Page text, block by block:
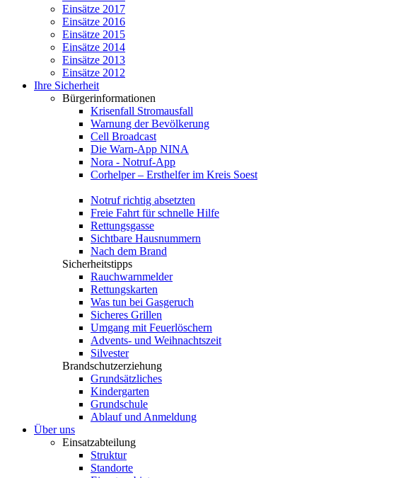
Einsätze 2017
Einsätze 2016
Einsätze 2015
Einsätze 2014
Einsätze 2013
Einsätze 2012
Ihre Sicherheit
Bürgerinformationen
Krisenfall Stromausfall
Warnung der Bevölkerung
Cell Broadcast
Die Warn-App NINA
Nora - Notruf-App
Corhelper – Ersthelfer im Kreis Soest
Notruf richtig absetzten
Freie Fahrt für schnelle Hilfe
Rettungsgasse
Sichtbare Hausnummern
Nach dem Brand
Sicherheitstipps
Rauchwarnmelder
Rettungskarten
Was tun bei Gasgeruch
Sicheres Grillen
Umgang mit Feuerlöschern
Advents- und Weihnachtszeit
Silvester
Brandschutzerziehung
Grundsätzliches
Kindergarten
Grundschule
Ablauf und Anmeldung
Über uns
Einsatzabteilung
Struktur
Standorte